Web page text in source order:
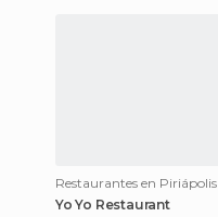
Restaurantes en Piriápolis
Yo Yo Restaurant